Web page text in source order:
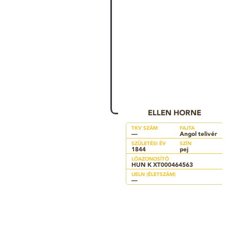
ELLEN HORNE
TKV SZÁM
—
FAJTA
Angol telivér
SZÜLETÉSI ÉV
1844
SZÍN
pej
LÓAZONOSÍTÓ
HUN K XT000464563
UELN (ÉLETSZÁM)
—